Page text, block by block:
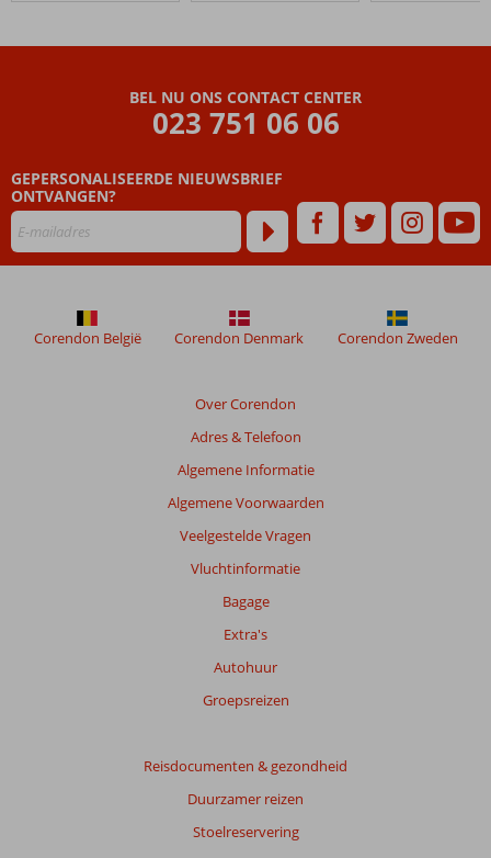
BEL NU ONS CONTACT CENTER
023 751 06 06
GEPERSONALISEERDE NIEUWSBRIEF
ONTVANGEN?
Over Corendon
Adres & Telefoon
Algemene Informatie
Algemene Voorwaarden
Veelgestelde Vragen
Vluchtinformatie
Bagage
Extra's
Autohuur
Groepsreizen
Reisdocumenten & gezondheid
Duurzamer reizen
Stoelreservering
Corendon België Corendon Denmark Corendon Zweden